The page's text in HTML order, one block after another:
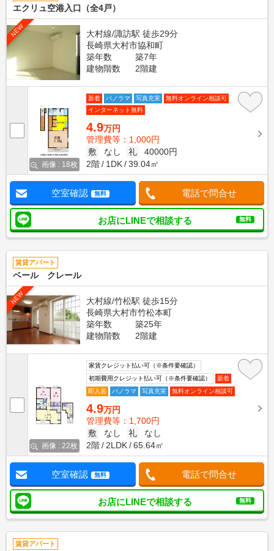
エクリュ空港入口（全4戸）
NEW
大村線/諏訪駅 徒歩29分
長崎県大村市協和町
築年数
築7年
建物階数
2階建
画像 : 18枚
新着 パノラマ 写真充実
無料オンライン相談可
インターネット無料
4.9万円
管理費等：1,000円
敷
なし 礼
40000円
2階
1DK 39.04㎡
空室確認 無料 電話で問合せ
お店にLINEで相談する 無料
賃貸アパート
ベール クレール
NEW
大村線/竹松駅 徒歩15分
長崎県大村市竹松本町
築年数
築25年
建物階数
2階建
画像 : 22枚
家賃クレジット払い可（※条件要確認）
初期費用クレジット払い可（※条件要確認）
新着
即入居
パノラマ 写真充実 無料オンライン相談可
4.9万円
管理費等：1,700円
敷
なし 礼
なし
2階
2LDK 65.64㎡
空室確認 無料 電話で問合せ
お店にLINEで相談する 無料
賃貸アパート